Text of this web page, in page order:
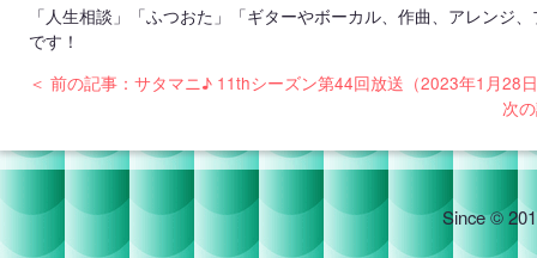
「人生相談」「ふつおた」「ギターやボーカル、作曲、アレン
です！
＜ 前の記事：サタマニ♪ 11thシーズン第44回放送（2023年1月28
次
Since ©